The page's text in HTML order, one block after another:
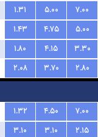
۱.۳۱ ۵.۰۰
۷.۰۰
۱.۴۳ ۴.۷۵
۵.۰۰
۱.۸۰ ۴.۱۵
۳.۳۰
۲.۰۸ ۳.۷۰
۲.۸۰
۱.۳۲ ۴.۵۰
۷.۰۰
۳.۱۰ ۳.۱۰
۲.۱۵